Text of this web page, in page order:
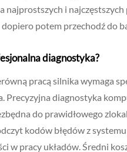
i najczęstszych
potem przechodź do
diagnostyka?
pracą silnika wymaga
Precyzyjna diagnostyka
do prawidłowego
kodów błędów z
w pracy układów. Średni